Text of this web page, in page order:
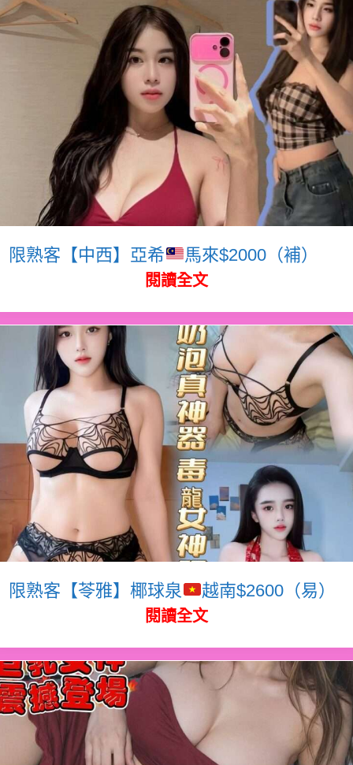
限熟客【中西】亞希 馬來$2000（補）
閱讀全文
限熟客【苓雅】椰球泉 越南$2600（易）
閱讀全文